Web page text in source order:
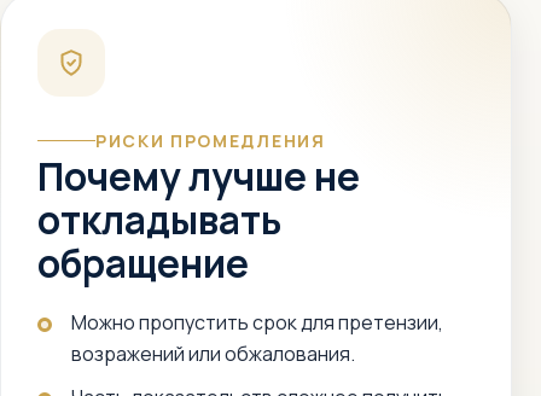
РИСКИ ПРОМЕДЛЕНИЯ
Почему лучше не
откладывать
обращение
Можно пропустить срок для претензии,
возражений или обжалования.